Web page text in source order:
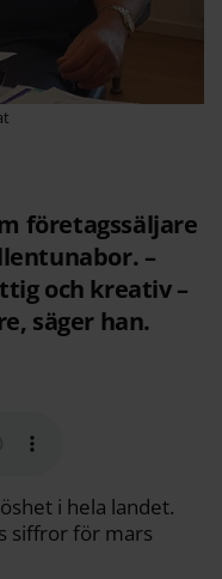
företagssäljare
–
och kreativ –
säger han.
i hela landet.
siffror för mars